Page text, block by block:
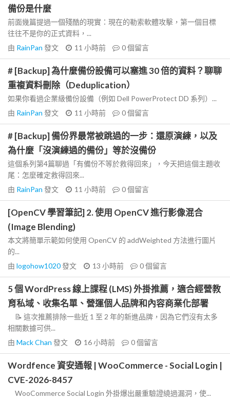
備份是什麼
前面幾篇提過一個殘酷的現實：現在的勒索軟體攻擊，第一個目標
往往不是你的正式資料，...
由 RainPan 發文 11 小時前 0個留言
# [Backup] 為什麼備份設備可以塞進 30 倍的資料？聊聊
重複資料刪除（Deduplication）
如果你看過企業級備份設備（例如 Dell PowerProtect DD 系列）...
由 RainPan 發文 11 小時前 0個留言
# [Backup] 備份界最常被跳過的一步：還原演練，以及
為什麼「沒演練過的備份」等於沒備份
這個系列第4篇聊過「有備份不等於救得回來」，今天把這個主題收
尾：怎麼確定救得回來...
由 RainPan 發文 11 小時前 0個留言
[OpenCV 學習筆記] 2. 使用 OpenCV 進行影像混合
(Image Blending)
本文將簡單示範如何使用 OpenCV 的 addWeighted 方法進行圖片
的...
由 logohow1020發文 13 小時前 0個留言
5 個 WordPress 線上課程 (LMS) 外掛推薦，適合經營教
育私域、收集名單、營運個人品牌和內容商業化部署
📝 這次推薦排除一些近 1 至 2 年的新進品牌，因為它們沒有太多
相關數據可供...
由 Mack Chan 發文 16 小時前 0個留言
Wordfence 資安通報 | WooCommerce - Social Login |
CVE-2026-8457
WooCommerce Social Login 外掛爆出嚴重驗證繞過漏洞，使...